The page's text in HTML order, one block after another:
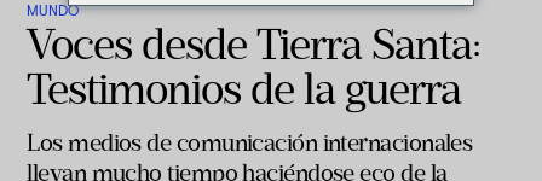
MUNDO
Voces desde Tierra Santa:
Testimonios de la guerra
Los medios de comunicación internacionales
llevan mucho tiempo haciéndose eco de la